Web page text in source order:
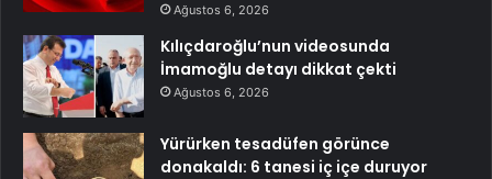
Ağustos 6, 2026
Kılıçdaroğlu’nun videosunda
İmamoğlu detayı dikkat çekti
Ağustos 6, 2026
Yürürken tesadüfen görünce
donakaldı: 6 tanesi iç içe duruyor